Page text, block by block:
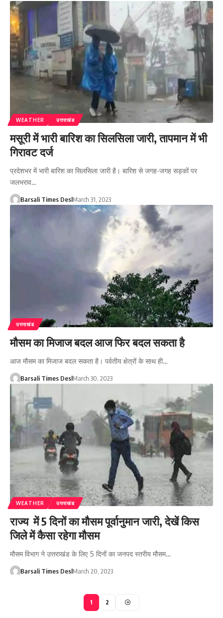
WEATHER उत्तराखंड
मसूरी में भारी बारिश का सिलसिला जारी, तापमान में भी
गिरावट दर्ज
प्रदेशभर में भारी बारिश का सिलसिला जारी है। बारिश से जगह-जगह सड़कों पर
जलभराव…
Barsali Times DeslMarch 31, 2023
उत्तराखंड
मौसम का मिजाज बदल आज फिर बदल सकता है
आज मौसम का मिजाज बदल सकता है। पर्वतीय क्षेत्रों के साथ ही…
Barsali Times DeslMarch 30, 2023
WEATHER उत्तराखंड
राज्य में 5 दिनों का मौसम पूर्वानुमान जारी, देखें किस
जिले में कैसा रहेगा मौसम
मौसम विभाग ने उत्तराखंड के लिए 5 दिनों का जनपद स्तरीय मौसम…
Barsali Times DeslMarch 20, 2023
1 2